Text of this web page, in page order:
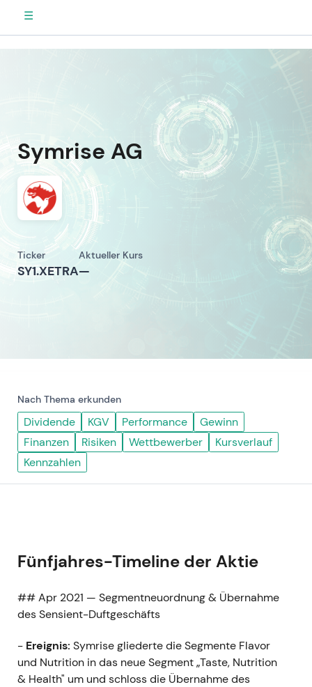
☰
Symrise AG
Ticker
SY1.XETRA
Aktueller Kurs
—
Nach Thema erkunden
Dividende KGV Performance
Gewinn
Finanzen
Risiken Wettbewerber
Kursverlauf
Kennzahlen
Fünfjahres-Timeline der Aktie
## Apr 2021 — Segmentneuordnung & Übernahme
des Sensient-Duftgeschäfts
- Ereignis: Symrise gliederte die Segmente Flavor
und Nutrition in das neue Segment „Taste, Nutrition
& Health" um und schloss die Übernahme des